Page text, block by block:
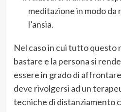
meditazione in modo da
l’ansia.
Nel caso in cui tutto questo
bastare e la persona si
essere in grado di
deve rivolgersi ad un
tecniche di distanziamento